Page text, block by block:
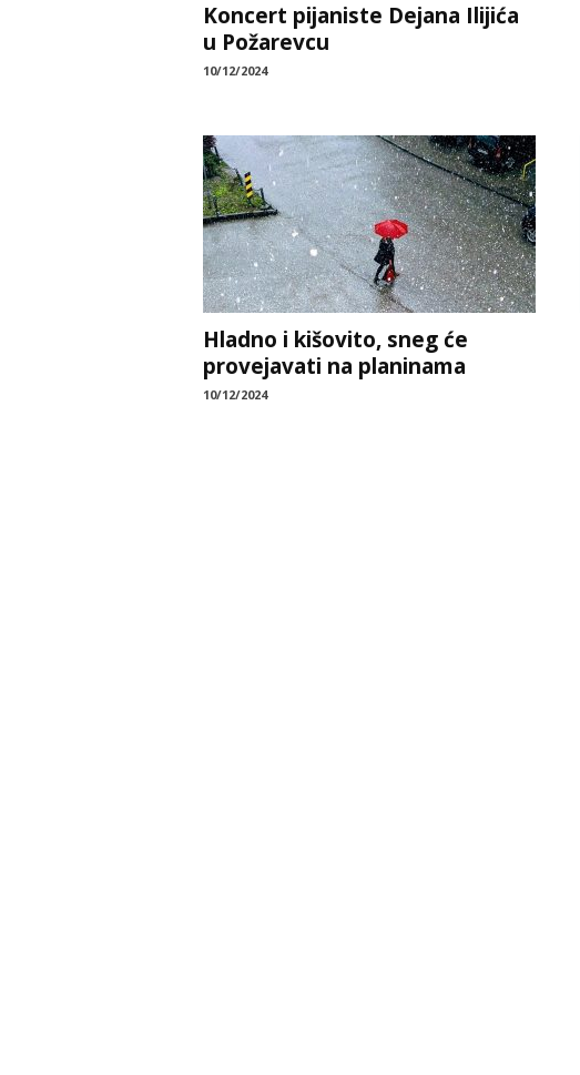
Koncert pijaniste Dejana Ilijića
u Požarevcu
10/12/2024
Hladno i kišovito, sneg će
provejavati na planinama
10/12/2024